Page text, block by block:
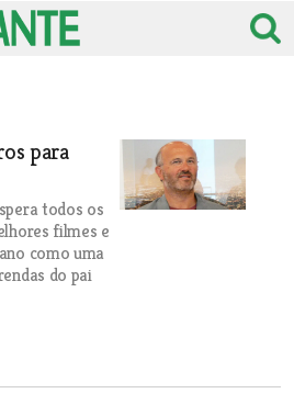
para
todos os
filmes e
como uma
do pai